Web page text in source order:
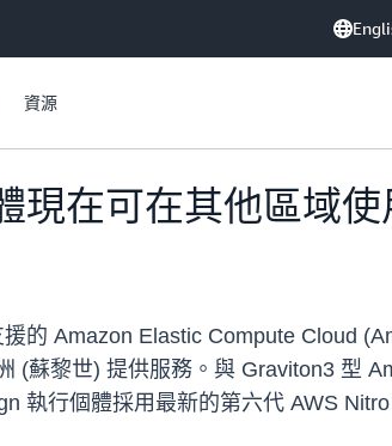
資源
現在可在其他區域使
的 Amazon Elastic Compute Cloud
(蘇黎世) 提供服務。與 Graviton3 型
執行個體採用最新的第六代 AWS